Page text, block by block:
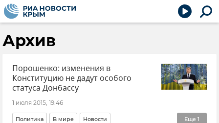
Архив
Порошенко: изменения в
Конституцию не дадут особого
статуса Донбассу
1 июля 2015, 19:46
Еще 1
Политика В мире Новости